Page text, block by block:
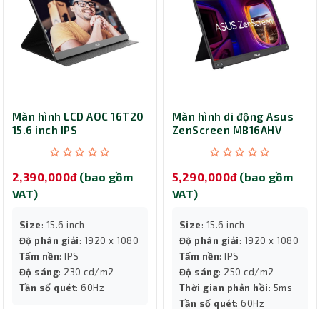
Màn hình LCD AOC 16T20
15.6 inch IPS
2,390,000đ (bao gồm
VAT)
Size: 15.6 inch
Độ phân giải: 1920 x 1080
Tấm nền: IPS
Độ sáng: 230 cd/m2
Tần số quét: 60Hz
Màn hình di động Asus
ZenScreen MB16AHV
5,290,000đ (bao gồm
VAT)
Size: 15.6 inch
Độ phân giải: 1920 x 1080
Tấm nền: IPS
Độ sáng: 250 cd/m2
Thời gian phản hồi: 5ms
Tần số quét: 60Hz